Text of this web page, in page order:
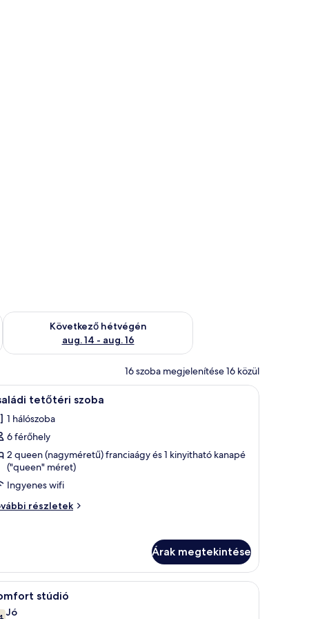
aug. 7 - aug. 9
Következő hétvégén
aug. 14 - aug. 16
A következő hétvégi rendelkezésre állás ellenőrzése: aug. 14 -
16 szoba megjelenítése 16 közül
ágy, kandalló, íróasztal és televízió található.Egy nappali, melyben kőből készült
48 tetőtéri szoba
1 hálószoba
6 férőhely
2 queen (nagyméretű) franciaágy és 1 kinyitható kanapé
("queen" méret)
Ingyenes wifi
részletek
Árak megtekintése
van, egy nagy ágya, melyen medvével mintázott ágytakaró van, egy
Egy hálószoba, melynek mennyezete fából
21 stúdió
Jó